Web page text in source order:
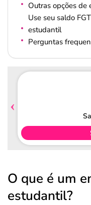
Outras opções de
Use seu saldo
estudantil
Perguntas
O que é um
estudantil?